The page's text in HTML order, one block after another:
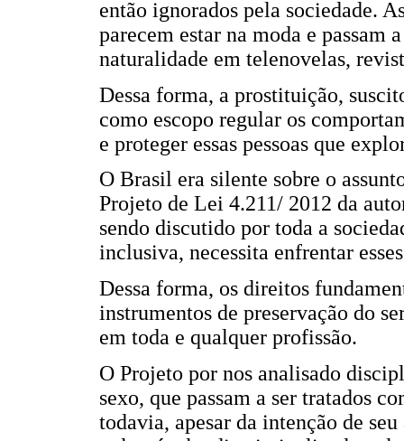
então ignorados pela sociedade.
parecem estar na moda e passam
naturalidade em telenovelas,
Dessa forma, a prostituição,
como escopo regular os
e proteger essas pessoas que
O Brasil era silente sobre o
Projeto de Lei 4.211/ 2012 da
sendo discutido por toda a
inclusiva, necessita enfrentar
Dessa forma, os direitos
instrumentos de preservação do
em toda e qualquer profissão.
O Projeto por nos analisado
sexo, que passam a ser tratados
todavia, apesar da intenção de